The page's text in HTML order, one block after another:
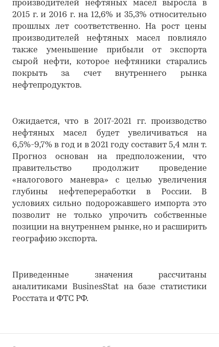
производителей нефтяных масел выросла в
2015 г. и 2016 г. на 12,6% и 35,3% относительно
прошлых лет соответственно. На рост цены
производителей нефтяных масел повлияло
также уменьшение прибыли от экспорта
сырой нефти, которое нефтяники старались
покрыть за счет внутреннего рынка
нефтепродуктов.
Ожидается, что в 2017-2021 гг. производство
нефтяных масел будет увеличиваться на
6,5%-9,7% в год и в 2021 году составит 5,4 млн т.
Прогноз основан на предположении, что
правительство продолжит проведение
«налогового маневра» с целью увеличения
глубины нефтепереработки в России. В
условиях сильно подорожавшего импорта это
позволит не только упрочить собственные
позиции на внутреннем рынке, но и расширить
географию экспорта.
Приведенные значения рассчитаны
аналитиками BusinesStat на базе статистики
Росстата и ФТС РФ.